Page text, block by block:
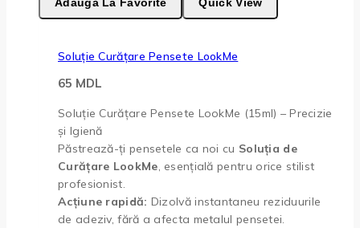
Soluție Curățare Pensete LookMe
65 MDL
Soluție Curățare Pensete LookMe (15ml) – Precizie
și Igienă
Păstrează-ți pensetele ca noi cu Soluția de
Curățare LookMe, esențială pentru orice stilist
profesionist.
Acțiune rapidă: Dizolvă instantaneu reziduurile
de adeziv, fără a afecta metalul pensetei.